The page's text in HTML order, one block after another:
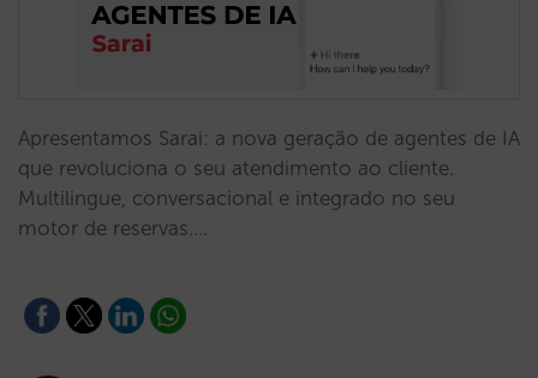
Apresentamos Sarai: a nova geração de agentes de IA
que revoluciona o seu atendimento ao cliente.
Multilingue, conversacional e integrado no seu
motor de reservas.…